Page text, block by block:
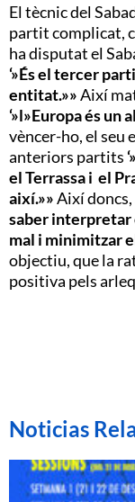
El tècnic del
partit complicat,
ha disputat el
‘»És el tercer
entitat.»»Així
‘»l»Europa és un
vèncer-ho, el seu
anteriors partits
el Terrassa i el
així.»»Així
saber interpretar
mal i minimitzar
objectiu, que la
positiva pels
Noticias